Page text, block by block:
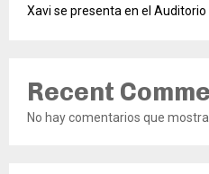
Xavi se presenta en el Auditorio
Recent
No hay comentarios que